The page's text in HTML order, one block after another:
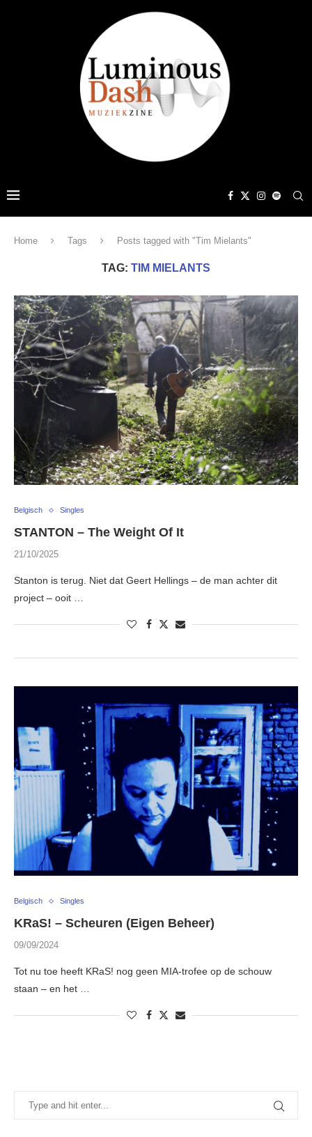
Home Tags Posts tagged with "Tim Mielants"
TAG: TIM MIELANTS
Belgisch Singles
STANTON – The Weight Of It
21/10/2025
Stanton is terug. Niet dat Geert Hellings – de man achter dit
project – ooit …
Belgisch Singles
KRaS! – Scheuren (Eigen Beheer)
09/09/2024
Tot nu toe heeft KRaS! nog geen MIA-trofee op de schouw
staan – en het …